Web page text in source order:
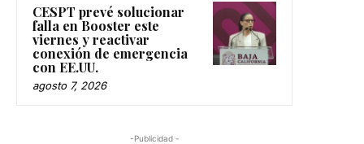
CESPT prevé solucionar
falla en Booster este
viernes y reactivar
conexión de emergencia
con EE.UU.
agosto 7, 2026
-Publicidad -